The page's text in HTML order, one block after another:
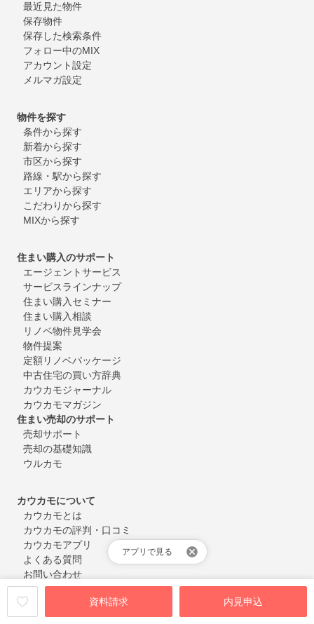
資料請求 内見申込
アプリで見る
最近見た物件
保存物件
保存した検索条件
フォロー中のMIX
アカウント設定
メルマガ設定
物件を探す
条件から探す
新着から探す
市区から探す
路線・駅から探す
エリアから探す
こだわりから探す
MIXから探す
住まい購入のサポート
エージェントサービス
サービスラインナップ
住まい購入セミナー
住まい購入相談
リノベ物件見学会
物件提案
定額リノベパッケージ
中古住宅の買い方辞典
カウカモジャーナル
カウカモマガジン
住まい売却のサポート
売却サポート
売却の基礎知識
ウルカモ
カウカモについて
カウカモとは
カウカモの評判・口コミ
カウカモアプリ
よくある質問
お問い合わせ
会員登録・ログイン